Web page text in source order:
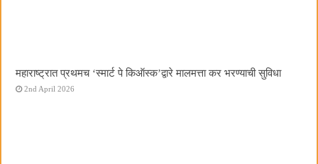
महाराष्ट्रात प्रथमच ‌‘स्मार्ट पे किऑस्क‌’द्वारे मालमत्ता कर भरण्याची सुविधा
2nd April 2026